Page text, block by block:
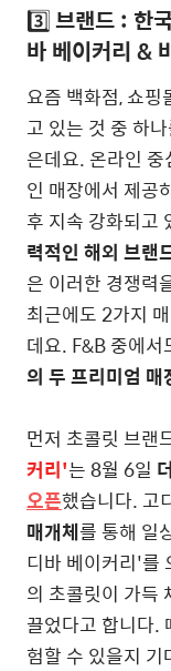
3️⃣브랜드 : 한
바 베이커리 &
요즘 백화점, 쇼
고 있는 것 중 하
은데요. 온라인
인 매장에서 제공
후 지속 강화되고
력적인 해외 브랜
은 이러한 경쟁력
최근에도 2가지
데요. F&B 중에서
의 두 프리미엄 매
먼저 초콜릿 브랜
커리'는 8월 6일
오픈했습니다. 고
매개체를 통해 일
디바 베이커리'를
의 초콜릿이 가득
끌었다고 합니다.
험할 수 있을지